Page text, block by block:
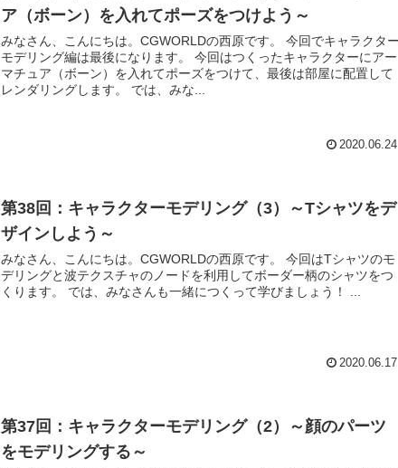
ア（ボーン）を入れてポーズをつけよう～
みなさん、こんにちは。CGWORLDの西原です。 今回でキャラクター
モデリング編は最後になります。 今回はつくったキャラクターにアー
マチュア（ボーン）を入れてポーズをつけて、最後は部屋に配置して
レンダリングします。 では、みな...
2020.06.24
第38回：キャラクターモデリング（3）～Tシャツをデ
ザインしよう～
みなさん、こんにちは。CGWORLDの西原です。 今回はTシャツのモ
デリングと波テクスチャのノードを利用してボーダー柄のシャツをつ
2020.06.17
第37回：キャラクターモデリング（2）～顔のパーツ
をモデリングする～